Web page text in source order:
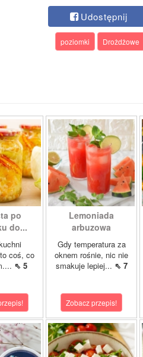
Udostępnij
poziomki Drożdżowe
po
do...
coś, co
⇖ 5
Lemoniada
arbuzowa
Gdy temperatura za
oknem rośnie, nic nie
smakuje lepiej... ⇖ 7
Zobacz przepis!